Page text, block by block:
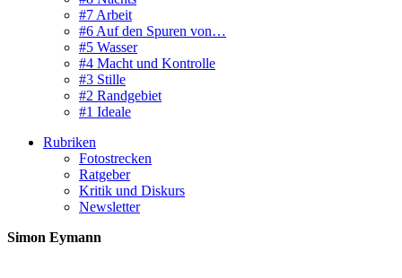
#7 Arbeit
#6 Auf den Spuren von…
#5 Wasser
#4 Macht und Kontrolle
#3 Stille
#2 Randgebiet
#1 Ideale
Rubriken
Fotostrecken
Ratgeber
Kritik und Diskurs
Newsletter
Simon Eymann